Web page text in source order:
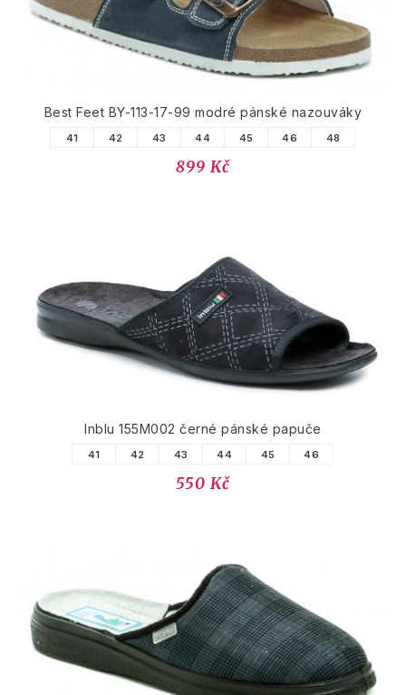
Best Feet BY-113-17-99 modré pánské nazouváky
41 42 43 44 45 46 48
899 Kč
Inblu 155M002 černé pánské papuče
41 42 43 44 45 46
550 Kč